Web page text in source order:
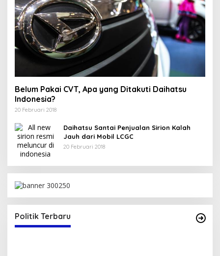
Belum Pakai CVT, Apa yang Ditakuti Daihatsu
Indonesia?
20 Februari 2018
Daihatsu Santai Penjualan Sirion Kalah
Jauh dari Mobil LCGC
20 Februari 2018
Politik Terbaru
NTB
Di Berita, Politik |